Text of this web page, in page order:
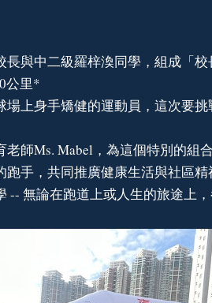
長與中二級羅梓渙同學，組成「
公里*
上身手矯健的運動員，這次要
老師Ms. Mabel，為這個特別的組
跑手，共同推廣健康生活與社區
-- 無論在跑道上或人生的旅途上